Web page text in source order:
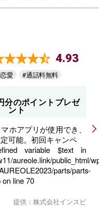
4.93
愛 #通話料無料
分のポイントプレゼ
ント
ホアプリが使用でき、
可能。初回キャンペ
variable $text in
aureole.link/public_html/
parts/parts-
on line70
提供：株式会社インスピ